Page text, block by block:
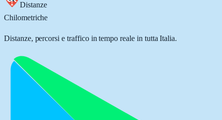
Distanze
Chilometriche
Distanze, percorsi e traffico in tempo reale in tutta Italia.